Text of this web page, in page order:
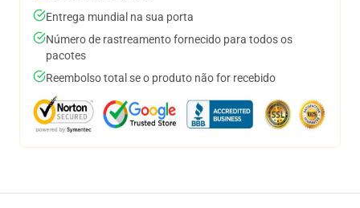
Entrega mundial na sua porta
Número de rastreamento fornecido para todos os
pacotes
Reembolso total se o produto não for recebido